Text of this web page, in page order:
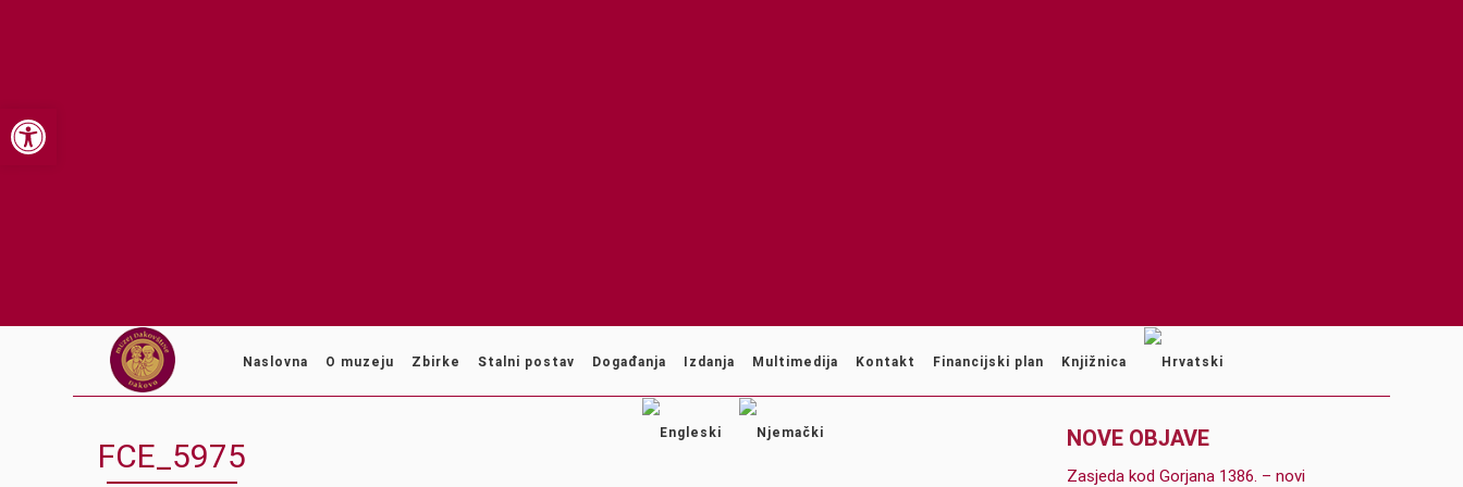
Open toolbar
Naslovna O muzeju Zbirke Stalni postav Događanja Izdanja Multimedija Kontakt Financijski plan Knjižnica
FCE_5975 NOVE OBJAVE
Zasjeda kod Gorjana 1386. – novi